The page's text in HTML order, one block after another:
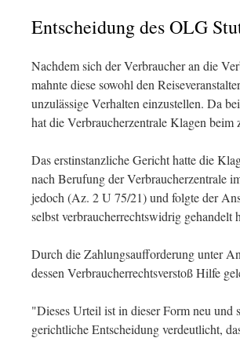
Entscheidung des OLG
Nachdem sich der Verbraucher an die
mahnte diese sowohl den
unzulässige Verhalten einzustellen. Da
hat die Verbraucherzentrale Klagen
Das erstinstanzliche Gericht hatte die
nach Berufung der Verbraucherzentrale
jedoch (Az. 2 U 75/21) und folgte der
selbst verbraucherrechtswidrig gehandelt
Durch die Zahlungsaufforderung unter
dessen Verbraucherrechtsverstoß Hilfe
"Dieses Urteil ist in dieser Form neu
gerichtliche Entscheidung verdeutlicht,